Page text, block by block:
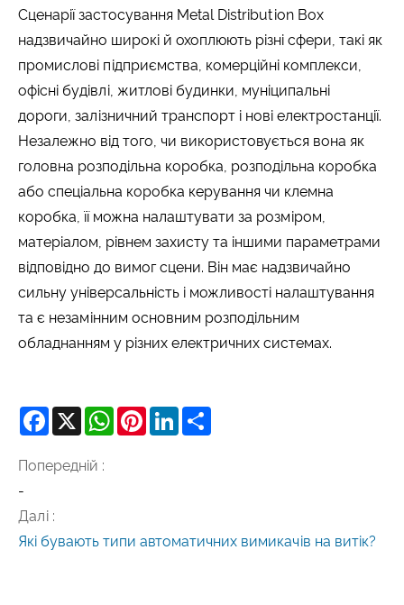
Сценарії застосування Metal Distribution Box
надзвичайно широкі й охоплюють різні сфери, такі як
промислові підприємства, комерційні комплекси,
офісні будівлі, житлові будинки, муніципальні
дороги, залізничний транспорт і нові електростанції.
Незалежно від того, чи використовується вона як
головна розподільна коробка, розподільна коробка
або спеціальна коробка керування чи клемна
коробка, її можна налаштувати за розміром,
матеріалом, рівнем захисту та іншими параметрами
відповідно до вимог сцени. Він має надзвичайно
сильну універсальність і можливості налаштування
та є незамінним основним розподільним
обладнанням у різних електричних системах.
Facebook
X WhatsAppPinterestLinkedIn
Попередній :
-
Далі :
Які бувають типи автоматичних вимикачів на витік?